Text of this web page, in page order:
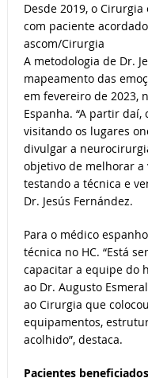
Desde 2019, o
com paciente
ascom/Cirurgia
A metodologia de Dr.
mapeamento das
em fevereiro de 2023,
Espanha. “A partir
visitando os lugares
divulgar a
objetivo de melhorar a
testando a técnica e
Dr. Jesús Fernández.
Para o médico
técnica no HC. “Está
capacitar a equipe do
ao Dr. Augusto
ao Cirurgia que
equipamentos,
acolhido”, destaca.
Pacientes beneficiados